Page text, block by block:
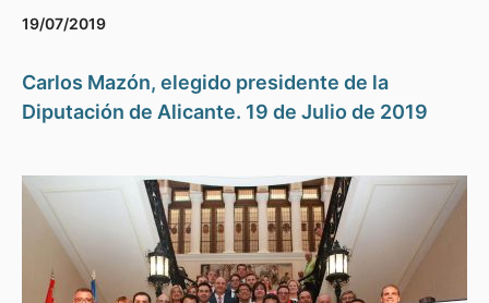
19/07/2019
Carlos Mazón, elegido presidente de la
Diputación de Alicante. 19 de Julio de 2019